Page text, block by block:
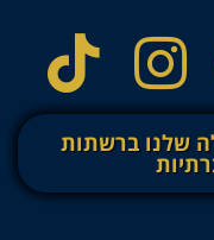
שלנו ברשתות